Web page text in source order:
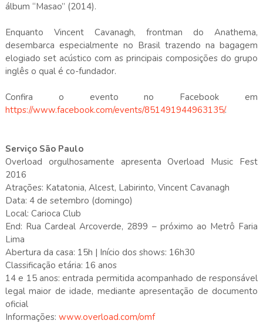
álbum “Masao” (2014).
Enquanto Vincent Cavanagh, frontman do Anathema,
desembarca especialmente no Brasil trazendo na bagagem
elogiado set acústico com as principais composições do grupo
inglês o qual é co-fundador.
Confira o evento no Facebook em
https://www.facebook.com/events/851491944963135/.
Serviço São Paulo
Overload orgulhosamente apresenta Overload Music Fest
2016
Atrações: Katatonia, Alcest, Labirinto, Vincent Cavanagh
Data: 4 de setembro (domingo)
Local: Carioca Club
End: Rua Cardeal Arcoverde, 2899 – próximo ao Metrô Faria
Lima
Abertura da casa: 15h | Início dos shows: 16h30
Classificação etária: 16 anos
14 e 15 anos: entrada permitida acompanhado de responsável
legal maior de idade, mediante apresentação de documento
oficial
Informações: www.overload.com/omf